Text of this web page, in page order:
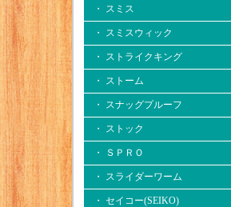
・ スミス
・ スミスウィック
・ ストライクキング
・ ストーム
・ スナッグプルーフ
・ ストック
・ ＳＰＲＯ
・ スライダーワーム
・ セイコー(SEIKO)